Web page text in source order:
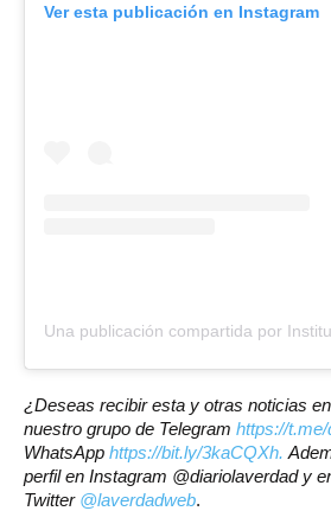
Ver esta publicación en Instagram
¿Deseas recibir esta y otras noticias
nuestro grupo de Telegram https://
WhatsApp https://bit.ly/3kaCQXh.
perfil en Instagram @diariolaverdad y
Twitter @laverdadweb.